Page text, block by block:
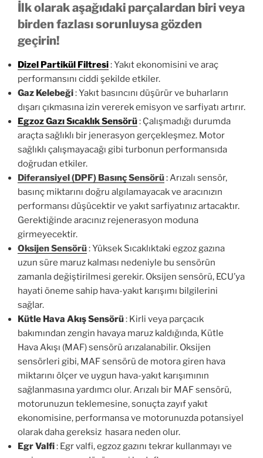
İlk olarak aşağıdaki parçalardan biri veya
birden fazlası sorunluysa gözden
geçirin!
Dizel Partikül Filtresi: Yakıt ekonomisini ve araç
performansını ciddi şekilde etkiler.
Gaz Kelebeği: Yakıt basıncını düşürür ve buharların
dışarı çıkmasına izin vererek emisyon ve sarfiyatı artırır.
Egzoz Gazı Sıcaklık Sensörü: Çalışmadığı durumda
araçta sağlıklı bir jenerasyon gerçekleşmez. Motor
sağlıklı çalışmayacağı gibi turbonun performansıda
doğrudan etkiler.
Diferansiyel (DPF) Basınç Sensörü:Arızalı sensör,
basınç miktarını doğru algılamayacak ve aracınızın
performansı düşücektir ve yakıt sarfiyatınız artacaktır.
Gerektiğinde aracınız rejenerasyon moduna
girmeyecektir.
Oksijen Sensörü: Yüksek Sıcaklıktaki egzoz gazına
uzun süre maruz kalması nedeniyle bu sensörün
zamanla değiştirilmesi gerekir. Oksijen sensörü, ECU’ya
hayati öneme sahip hava-yakıt karışımı bilgilerini
sağlar.
Kütle Hava Akış Sensörü: Kirli veya parçacık
bakımından zengin havaya maruz kaldığında, Kütle
Hava Akışı (MAF) sensörü arızalanabilir. Oksijen
sensörleri gibi, MAF sensörü de motora giren hava
miktarını ölçer ve uygun hava-yakıt karışımının
sağlanmasına yardımcı olur. Arızalı bir MAF sensörü,
motorunuzun teklemesine, sonuçta zayıf yakıt
ekonomisine, performansa ve motorunuzda potansiyel
olarak daha gereksiz hasara neden olur.
Egr Valfi: Egr valfi, egzoz gazını tekrar kullanmayı ve